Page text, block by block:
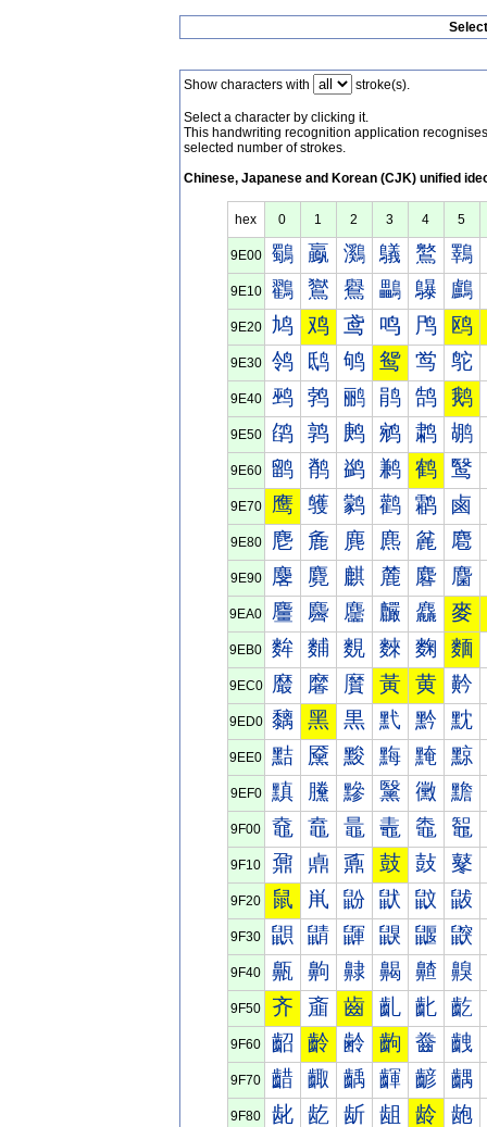
Show characters with stroke(s).
Select a character by clicking it.
This handwriting recognition application
selected number of strokes.
Chinese, Japanese and Korean (CJK) unified
hex 0 1 2 3 4 5
9E00 鸀 鸁 鸂 鸃 鸄 鸅
9E10 鸐 鸑 鸒 鸓 鸔 鸕
9E20 鸠 鸡 鸢 鸣 鸤 鸥
9E30 鸰 鸱 鸲 鸳 鸴 鸵
9E40 鹀 鹁 鹂 鹃 鹄 鹅
9E50 鹐 鹑 鹒 鹓 鹔 鹕
9E60 鹠 鹡 鹢 鹣 鹤 鹥
9E70 鹰 鹱 鹲 鹳 鹴 鹵
9E80 麀 麁 麂 麃 麄 麅
9E90 麐 麑 麒 麓 麔 麕
9EA0 麠 麡 麢 麣 麤 麥
9EB0 麰 麱 麲 麳 麴 麵
9EC0 黀 黁 黂 黃 黄 黅
9ED0 黐 黑 黒 黓 黔 黕
9EE0 黠 黡 黢 黣 黤 黥
9EF0 黰 黱 黲 黳 黴 黵
9F00 鼀 鼁 鼂 鼃 鼄 鼅
9F10 鼐 鼑 鼒 鼓 鼔 鼕
9F20 鼠 鼡 鼢 鼣 鼤 鼥
9F30 鼰 鼱 鼲 鼳 鼴 鼵
9F40 齀 齁 齂 齃 齄 齅
9F50 齐 齑 齒 齓 齔 齕
9F60 齠 齡 齢 齣 齤 齥
9F70 齰 齱 齲 齳 齴 齵
9F80 龀 龁 龂 龃 龄 龅